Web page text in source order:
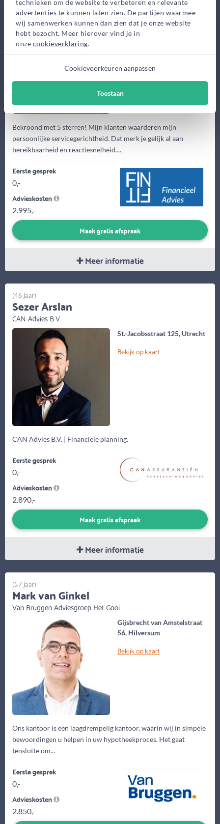
technieken om de website te verbeteren en relevante
advertenties te kunnen laten zien. De partijen waarmee
wij samenwerken kunnen dan zien dat je onze website
hebt bezocht. Meer hierover vind je in
onze cookieverklaring.
Cookievoorkeuren aanpassen
Toestaan
Kerkstraat 84a, Soest
Bekijk op kaart
Bekroond met 5 sterren! Mijn klanten waarderen mijn
persoonlijke servicegerichtheid. Dat merk je gelijk al aan
bereikbaarheid en reactiesnelheid....
Finfit Financieel Advies
Eerste gesprek
0,-
Advieskosten
2.995,-
Maak gratis afspraak
Meer informatie
St.-Jacobsstraat 125, Utrecht
Bekijk op kaart
CAN Advies B.V. | Financiële planning.
(46 jaar)
Sezer Arslan
CAN Advies B.V.
Eerste gesprek
0,-
Advieskosten
2.890,-
Maak gratis afspraak
Meer informatie
Gijsbrecht van Amstelstraat
56, Hilversum
Bekijk op kaart
Ons kantoor is een laagdrempelig kantoor, waarin wij in simpele
bewoordingen u helpen in uw hypotheekproces. Het gaat
tenslotte om...
(57 jaar)
Mark van Ginkel
Van Bruggen Adviesgroep Het Gooi
Eerste gesprek
0,-
Advieskosten
2.850,-